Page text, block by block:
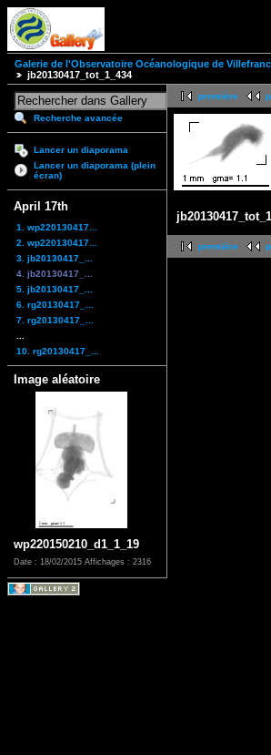
Galerie de l'Observatoire Océanologique de
jb20130417_tot_1_434
Recherche avancée
Lancer un diaporama
Lancer un diaporama (plein
écran)
April 17th
1. wp220130417...
2. wp220130417...
3. jb20130417_...
4. jb20130417_...
5. jb20130417_...
6. rg20130417_...
7. rg20130417_...
10. rg20130417_...
Image aléatoire
wp220150210_d1_1_19
Date : 18/02/2015 Affichages : 2316
première
première